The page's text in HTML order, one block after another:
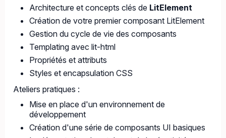
Architecture et concepts clés de LitElement
Création de votre premier composant LitElement
Gestion du cycle de vie des composants
Templating avec lit-html
Propriétés et attributs
Styles et encapsulation CSS
Ateliers pratiques :
Mise en place d'un environnement de
développement
Création d'une série de composants UI basiques